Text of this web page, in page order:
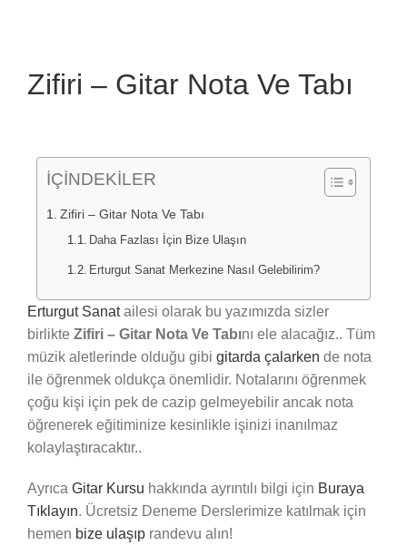
Zifiri – Gitar Nota Ve Tabı
İÇİNDEKİLER
Zifiri – Gitar Nota Ve Tabı
Daha Fazlası İçin Bize Ulaşın
Erturgut Sanat Merkezine Nasıl Gelebilirim?
Erturgut Sanatailesi olarak bu yazımızda sizler
birlikte Zifiri – Gitar Nota Ve Tabını ele alacağız.. Tüm
müzik aletlerinde olduğu gibi gitarda çalarken de nota
ile öğrenmek oldukça önemlidir. Notalarını öğrenmek
çoğu kişi için pek de cazip gelmeyebilir ancak nota
öğrenerek eğitiminize kesinlikle işinizi inanılmaz
kolaylaştıracaktır..
Ayrıca Gitar Kursu hakkında ayrıntılı bilgi için Buraya
Tıklayın. Ücretsiz Deneme Derslerimize katılmak için
hemen bize ulaşıprandevu alın!